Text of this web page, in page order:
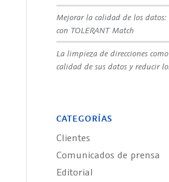
Mejorar la calidad de los
con TOLERANT Match
La limpieza de direcciones
calidad de sus datos y reducir
CATEGORÍAS
Clientes
Comunicados de prensa
Editorial